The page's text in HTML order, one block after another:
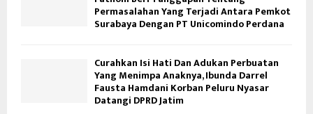
Permasalahan Yang Terjadi Antara Pemkot
Surabaya Dengan PT Unicomindo Perdana
Curahkan Isi Hati Dan Adukan Perbuatan
Yang Menimpa Anaknya, Ibunda Darrel
Fausta Hamdani Korban Peluru Nyasar
Datangi DPRD Jatim